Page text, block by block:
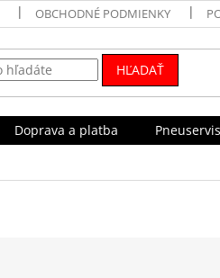
OBCHODNÉ PODMIENKY
HĽADAŤ
Doprava a platba Pneuservis